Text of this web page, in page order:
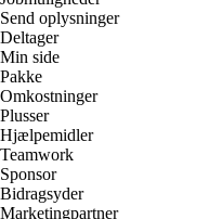
Send oplysninger
Deltager
Min side
Pakke
Omkostninger
Plusser
Hjælpemidler
Teamwork
Sponsor
Bidragsyder
Marketingpartner